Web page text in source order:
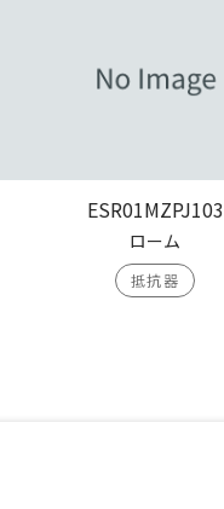
ESR01MZPJ103
ローム
抵抗器